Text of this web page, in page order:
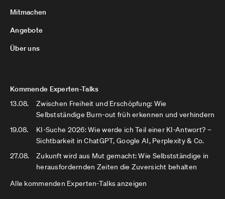
Mitmachen
Angebote
Über uns
Kommende Experten-Talks
13.08.
Zwischen Freiheit und Erschöpfung: Wie
Selbstständige Burn-out früh erkennen und verhindern
19.08.
KI-Suche 2026: Wie werde ich Teil einer KI-Antwort? –
Sichtbarkeit in ChatGPT, Google AI, Perplexity & Co.
27.08.
Zukunft wird aus Mut gemacht: Wie Selbstständige in
herausfordernden Zeiten die Zuversicht behalten
Alle kommenden Experten-Talks anzeigen